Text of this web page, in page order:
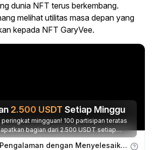
dunia NFT terus berkembang.
melihat utilitas masa depan yang
kepada NFT GaryVee.
2.500 USDT Setiap Minggu
mingguan! 100 partisipan teratas
bagian dari 2.500 USDT setiap
minggunya.
Dapatkan Poin Pengalaman dengan Menyelesaikan Tugas